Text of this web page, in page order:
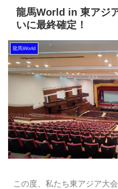
龍馬World in 東アジ
いに最終確定！
龍馬World
この度、私たち東アジア大